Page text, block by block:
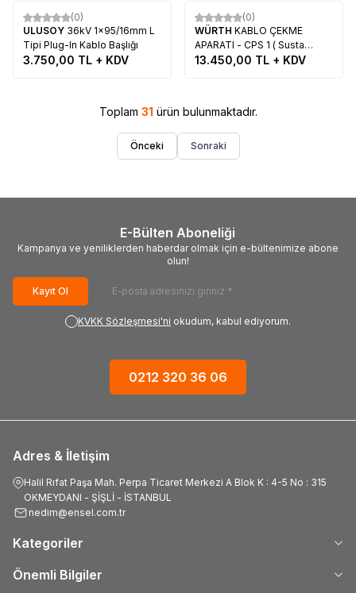
(0)
ULUSOY 36kV 1x95/16mm L
Tipi Plug-In Kablo Başlığı
3.750,00 TL + KDV
(0)
WÜRTH KABLO ÇEKME
APARATI - CPS 1 ( Susta
Tabancası )
13.450,00 TL + KDV
Toplam 31 ürün bulunmaktadır.
Önceki Sonraki
E-Bülten Aboneliği
Kampanya ve yeniliklerden haberdar olmak için e-bültenimize abone
olun!
Kayıt Ol
KVKK Sözleşmesi'ni okudum, kabul ediyorum.
0212 320 36 06
Adres & İletişim
Halil Rıfat Paşa Mah. Perpa Ticaret Merkezi A Blok K : 4-5 No : 315
OKMEYDANI - ŞİŞLİ - İSTANBUL
nedim@ensel.com.tr
Kategoriler
Önemli Bilgiler